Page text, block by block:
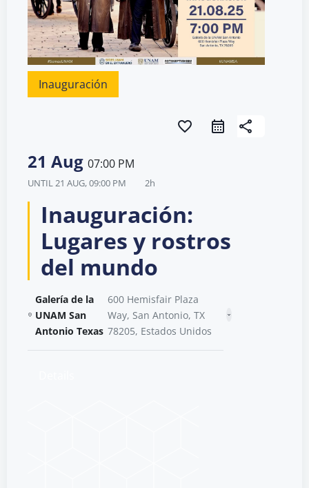
Inauguración
favorite_border share
21 Aug 07:00 PM
UNTIL21 AUG, 09:00 PM 2h
Inauguración:
Lugares y rostros
del mundo
Galería de la
UNAM San
Antonio Texas
600 Hemisfair Plaza
Way, San Antonio, TX
78205, Estados Unidos